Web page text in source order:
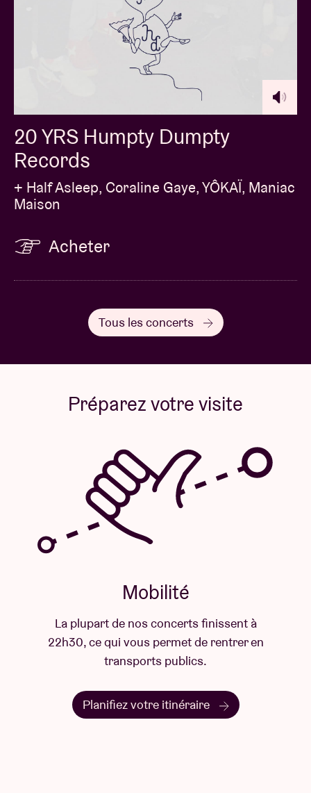
entre autres, The Galacticos, Steak Number Eight et
Intergalactic Lovers.
20 YRS Humpty Dumpty
Records
+ Half Asleep, Coraline Gaye, YÔKAÏ, Maniac
Maison
Acheter
Tous les concerts
Préparez votre visite